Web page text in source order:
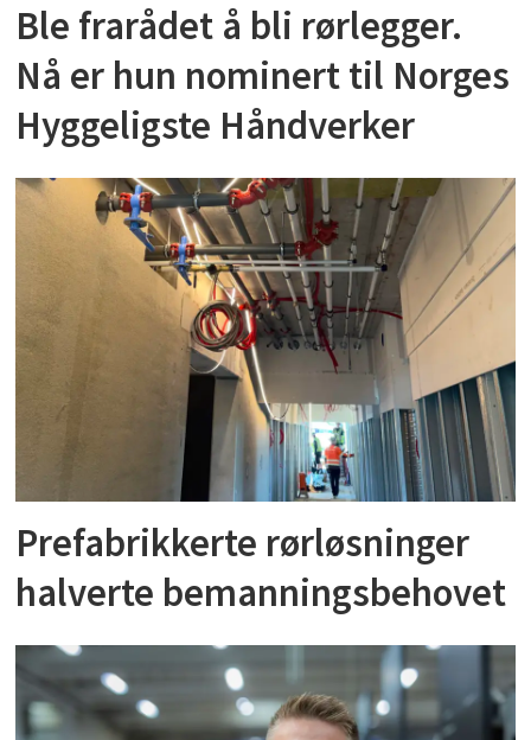
Ble frarådet å bli rørlegger.
Nå er hun nominert til Norges
Hyggeligste Håndverker
Prefabrikkerte rørløsninger
halverte bemanningsbehovet